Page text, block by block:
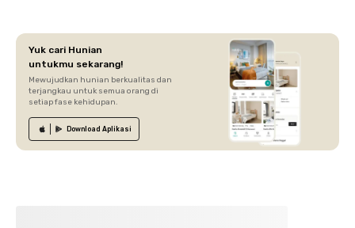
Yuk cari Hunian
untukmu sekarang!
Mewujudkan hunian berkualitas dan
terjangkau untuk semua orang di
setiap fase kehidupan.
Download Aplikasi